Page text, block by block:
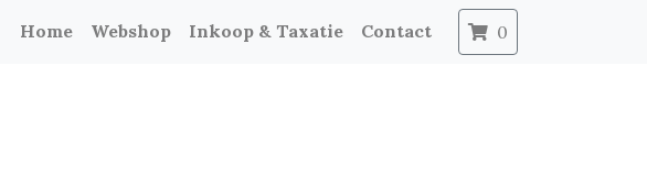
Home Webshop Inkoop & Taxatie Contact 0